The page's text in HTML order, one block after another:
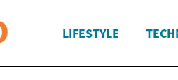
LIFESTYLE